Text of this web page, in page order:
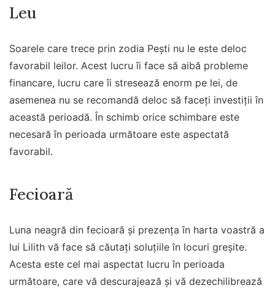
Leu
Soarele care trece prin zodia Pești nu le este deloc
favorabil leilor. Acest lucru îi face să aibă probleme
financare, lucru care îi stresează enorm pe lei, de
asemenea nu se recomandă deloc să faceți investiții în
această perioadă. În schimb orice schimbare este
necesară în perioada următoare este aspectată
favorabil.
Fecioară
Luna neagră din fecioară și prezența în harta voastră a
lui Lilith vă face să căutați soluțiile în locuri greșite.
Acesta este cel mai aspectat lucru în perioada
următoare, care vă descurajează și vă dezechilibrează